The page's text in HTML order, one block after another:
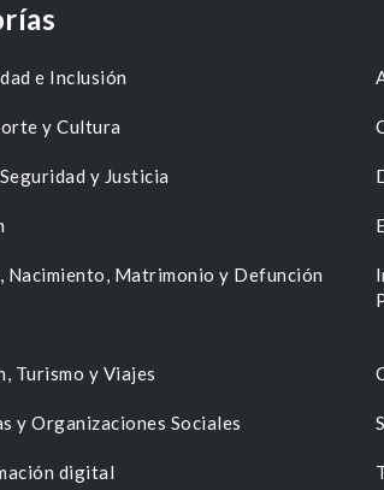
e Inclusión
y Cultura
y Justicia
Nacimiento, Matrimonio y Defunción
Turismo y Viajes
y Organizaciones Sociales
digital